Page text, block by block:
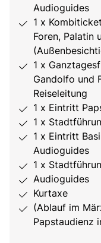
Audioguides
1 x
Foren, Palatin
1 x
Gandolfo und
Reiseleitung
1 x Eintritt
1 x
1 x Eintritt
Audioguides
1 x
Audioguides
Kurtaxe
(Ablauf im
Papstaudienz